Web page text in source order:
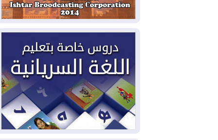
2026-08-03رئيس إقليم كوردستان في
2026-08-03العراق يؤكد مجدداً التزامه
بمنع الهجمات على الدول المجاورة
2026-08-03العجز والاقتراض يطوقان
المالية العراقية.. اقتراض يتجاوز 3 تريليونات
دينار!
2026-08-03كوبا تغرق في الظلام مجددا